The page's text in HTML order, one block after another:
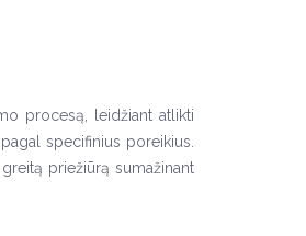
procesą, leidžiant atlikti
specifinius poreikius.
priežiūrą sumažinant